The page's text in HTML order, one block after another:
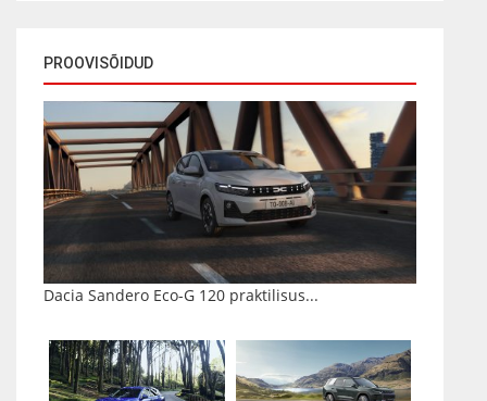
PROOVISÕIDUD
Dacia Sandero Eco-G 120 praktilisus...